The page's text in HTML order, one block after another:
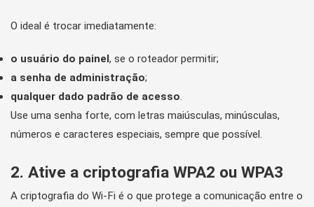
O ideal é trocar imediatamente:
o usuário do painel, se o roteador permitir;
a senha de administração;
qualquer dado padrão de acesso.
Use uma senha forte, com letras maiúsculas, minúsculas,
números e caracteres especiais, sempre que possível.
2. Ative a criptografia WPA2 ou WPA3
A criptografia do Wi-Fi é o que protege a comunicação entre o